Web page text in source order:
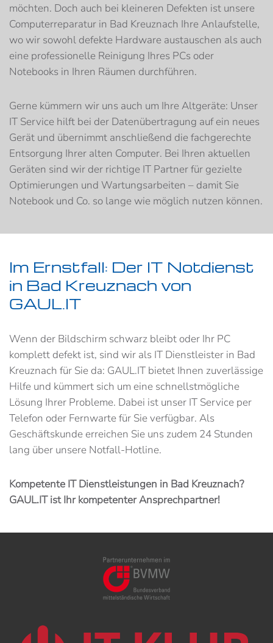
möchten. Doch auch bei kleineren Defekten ist unsere
Computerreparatur in Bad Kreuznach Ihre Anlaufstelle,
wo wir sowohl defekte Hardware austauschen als auch
eine professionelle Reinigung Ihres PCs oder
Notebooks in Ihren Räumen durchführen.
Gerne kümmern wir uns auch um Ihre Altgeräte: Unser
IT Service hilft bei der Datenübertragung auf ein neues
Gerät und übernimmt anschließend die fachgerechte
Entsorgung Ihrer alten Computer. Bei Ihren aktuellen
Geräten sind wir der richtige IT Partner für gezielte
Optimierungen und Wartungsarbeiten – damit Sie
Notebook und Co. so lange wie möglich nutzen können.
Im Ernstfall: Der IT Notdienst
in Bad Kreuznach von
GAUL.IT
Wenn der Bildschirm schwarz bleibt oder Ihr PC
komplett defekt ist, sind wir als IT Dienstleister in Bad
Kreuznach für Sie da: GAUL.IT bietet Ihnen zuverlässige
Hilfe und kümmert sich um eine schnellstmögliche
Lösung Ihrer Probleme. Dabei ist unser IT Service per
Telefon oder Fernwarte für Sie verfügbar. Als
Geschäftskunde erreichen Sie uns zudem 24 Stunden
lang über unsere Notfall-Hotline.
Kompetente IT Dienstleistungen in Bad Kreuznach?
GAUL.IT ist Ihr kompetenter Ansprechpartner!